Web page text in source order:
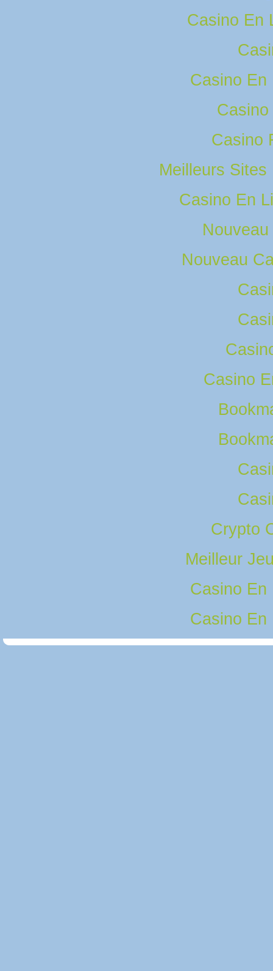
Casino En
Casino En
Casino
Meilleurs
Casino En
Nouveau
Casino
Crypto
Meilleur
Casino En
Casino En